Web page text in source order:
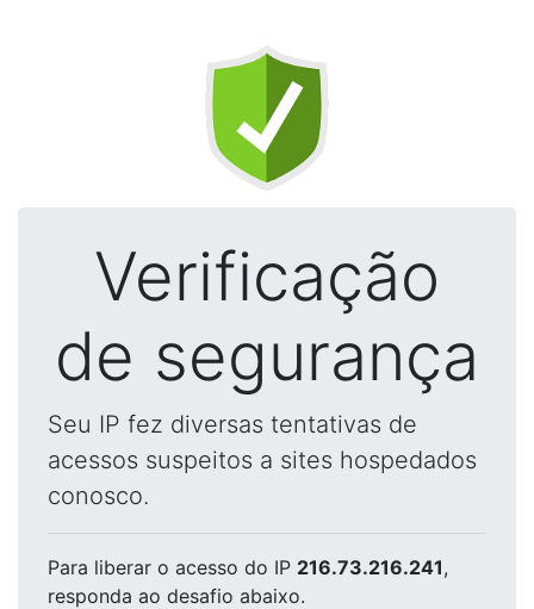
Verificação
de segurança
Seu IP fez diversas tentativas de
acessos suspeitos a sites hospedados
conosco.
Para liberar o acesso do IP 216.73.216.241,
responda ao desafio abaixo.